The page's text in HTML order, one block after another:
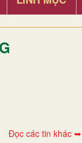
Đọc các tin khác ➥